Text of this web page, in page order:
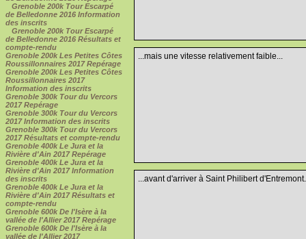
Grenoble 200k Tour Escarpé
de Belledonne 2016 Information
des inscrits
Grenoble 200k Tour Escarpé
de Belledonne 2016 Résultats et
compte-rendu
Grenoble 200k Les Petites Côtes
Roussillonnaires 2017 Repérage
Grenoble 200k Les Petites Côtes
Roussillonnaires 2017
Information des inscrits
Grenoble 300k Tour du Vercors
2017 Repérage
Grenoble 300k Tour du Vercors
2017 Information des inscrits
Grenoble 300k Tour du Vercors
2017 Résultats et compte-rendu
Grenoble 400k Le Jura et la
Rivière d'Ain 2017 Repérage
Grenoble 400k Le Jura et la
Rivière d'Ain 2017 Information
des inscrits
Grenoble 400k Le Jura et la
Rivière d'Ain 2017 Résultats et
compte-rendu
Grenoble 600k De l'Isère à la
vallée de l'Allier 2017 Repérage
Grenoble 600k De l'Isère à la
vallée de l'Allier 2017
...mais une vitesse relativement faible...
...avant d'arriver à Saint Philibert